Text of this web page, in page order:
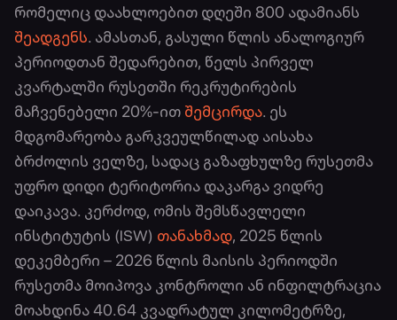
რომელიც დაახლოებით დღეში 800 ადამიანს
შეადგენს. ამასთან, გასული წლის ანალოგიურ
პერიოდთან შედარებით, წელს პირველ
კვარტალში რუსეთში რეკრუტირების
მაჩვენებელი 20%-ით შემცირდა. ეს
მდგომარეობა გარკვეულწილად აისახა
ბრძოლის ველზე, სადაც გაზაფხულზე რუსეთმა
უფრო დიდი ტერიტორია დაკარგა ვიდრე
დაიკავა. კერძოდ, ომის შემსწავლელი
ინსტიტუტის (ISW) თანახმად, 2025 წლის
დეკემბერი – 2026 წლის მაისის პერიოდში
რუსეთმა მოიპოვა კონტროლი ან ინფილტრაცია
მოახდინა 40.64 კვადრატულ კილომეტრზე,